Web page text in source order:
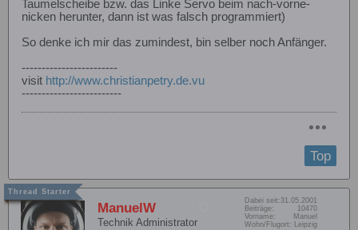
Taumelscheibe bzw. das Linke Servo beim nach-vorne-
nicken herunter, dann ist was falsch programmiert)
So denke ich mir das zumindest, bin selber noch Anfänger.
------------------------
visit http://www.christianpetry.de.vu
-------------------------
Top
ManuelW
Technik Administrator
Dabei seit:31.05.2001
Beiträge:
10470
Vorname:
Manuel
Wohn/Flugort: Leipzig